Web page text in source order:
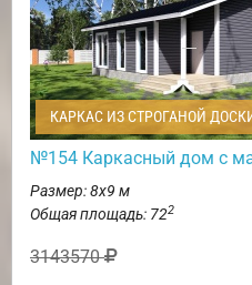
КАРКАС ИЗ СТРОГАНОЙ
№154 Каркасный дом с
Размер: 8х9 м
Общая площадь: 722
3143570